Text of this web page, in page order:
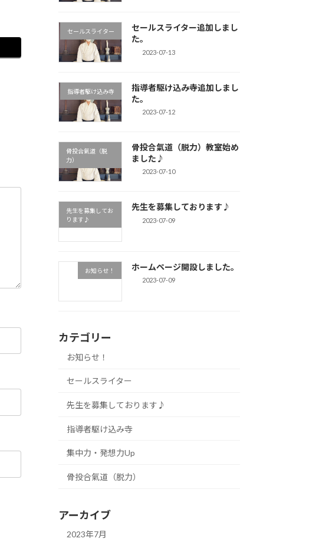
セールスライター
セールスライター追加しまし
た。
2023-07-13
指導者駆け込み寺
指導者駆け込み寺追加しまし
た。
2023-07-12
骨投合氣道（脱
力）
骨投合氣道（脱力）教室始め
ました♪
2023-07-10
先生を募集してお
ります♪
先生を募集しております♪
2023-07-09
お知らせ！ ホームページ開設しました。
2023-07-09
カテゴリー
お知らせ！
セールスライター
先生を募集しております♪
指導者駆け込み寺
集中力・発想力Up
骨投合氣道（脱力）
アーカイブ
2023年7月